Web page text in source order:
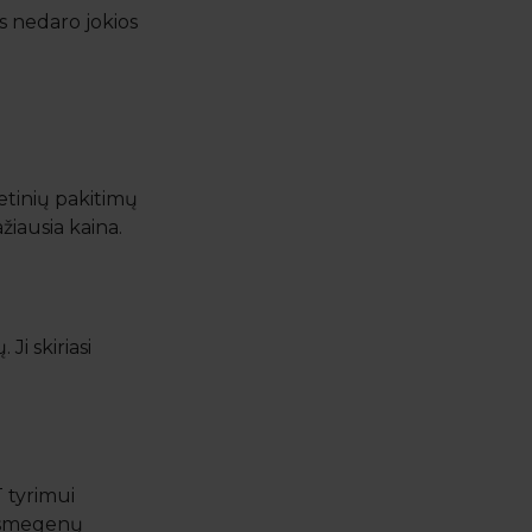
nedaro jokios
pakitimų
kaina.
Ji skiriasi
tyrimui